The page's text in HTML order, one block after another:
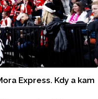
Express. Kdy a kam